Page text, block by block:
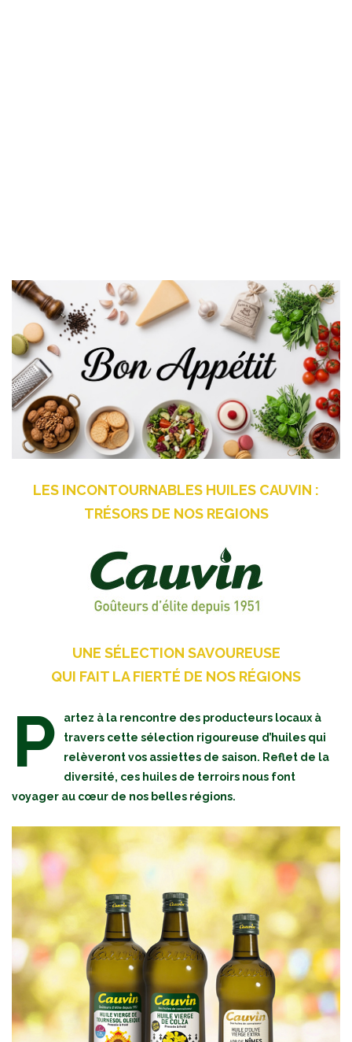
LES INCONTOURNABLES HUILES CAUVIN :
TRÉSORS DE NOS REGIONS
UNE SÉLECTION SAVOUREUSE
QUI FAIT LA FIERTÉ DE NOS RÉGIONS
P
artez à la rencontre des producteurs locaux à
travers cette sélection rigoureuse d’huiles qui
relèveront vos assiettes de saison. Reflet de la
diversité, ces huiles de terroirs nous font
voyager au cœur de nos belles régions.